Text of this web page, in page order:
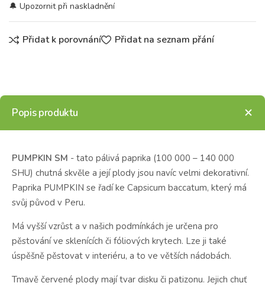
Přidat k porovnání Přidat na seznam přání
Popis produktu
PUMPKIN SM - tato pálivá paprika (100 000 – 140 000
SHU) chutná skvěle a její plody jsou navíc velmi dekorativní.
Paprika PUMPKIN se řadí ke Capsicum baccatum, který má
svůj původ v Peru.
Má vyšší vzrůst a v našich podmínkách je určena pro
pěstování ve sklenících či fóliových krytech. Lze ji také
úspěšně pěstovat v interiéru, a to ve větších nádobách.
Tmavě červené plody mají tvar disku či patizonu. Jejich chuť